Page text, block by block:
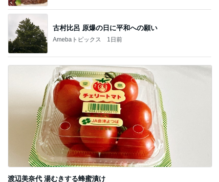
古村比呂 原爆の日に平和への願い
Amebaトピックス 1日前
渡辺美奈代 湯むきする蜂蜜漬け